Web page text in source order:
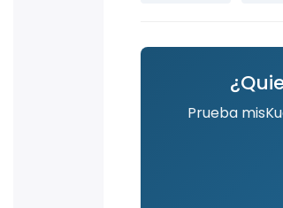
Prueba